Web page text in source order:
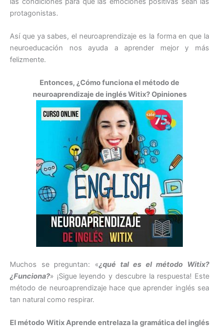
protagonistas.
Así que ya sabes, el neuroaprendizaje es la forma en que la
neuroeducación nos ayuda a aprender mejor y más
felizmente.
Entonces, ¿Cómo funciona el método de
neuroaprendizaje de inglés Witix? Opiniones
Muchos se preguntan: «¿qué tal es el método Witix?
¿Funciona?» ¡Sigue leyendo y descubre la respuesta! Este
método de neuroaprendizaje hace que aprender inglés sea
tan natural como respirar.
El método Witix Aprende entrelaza la gramática del inglés